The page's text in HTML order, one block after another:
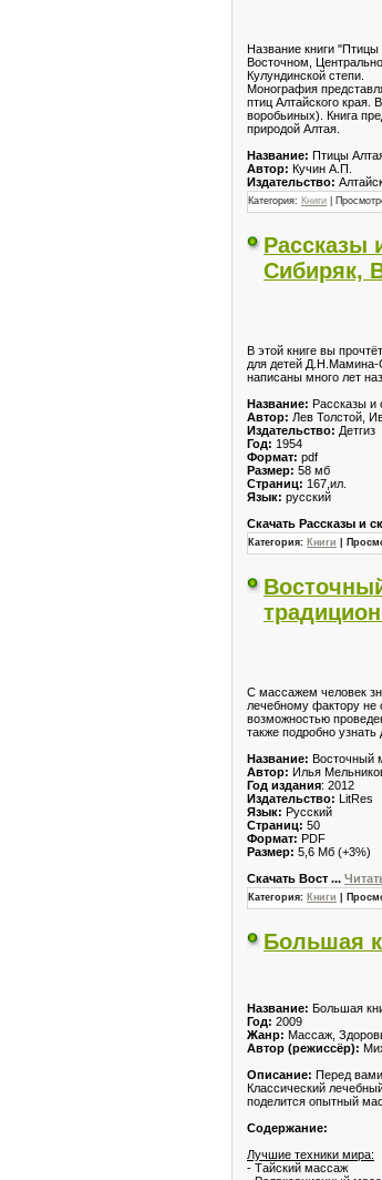
Название книги
Восточном,
Кулундинской степи.
Монография
птиц Алтайского края.
воробьиных). Книга
природой Алтая.
Название: Птицы
Автор: Кучин А.П.
Издательство:
Категория: Книги |
Рассказы
Сибиряк,
В этой книге вы
для детей Д.Н.Мамина-
написаны много лет
Название: Рассказы и
Автор: Лев Толстой,
Издательство: Детгиз
Год: 1954
Формат: pdf
Размер: 58 мб
Cтраниц: 167,ил.
Язык: русский
Скачать Рассказы и
Категория: Книги |
С массажем человек
лечебному фактору не
возможностью
также подробно
Название: Восточный
Автор: Илья
Год издания: 2012
Издательство: LitRes
Язык: Русский
Страниц: 50
Формат: PDF
Размер: 5,6 Мб (+3%)
Скачать Вост ...
Категория: Книги |
Большая
Название: Большая
Год: 2009
Жанр: Массаж,
Автор (режиссёр):
Описание: Перед
Классический
поделится опытный
Содержание:
Лучшие техники мира:
- Тайский массаж